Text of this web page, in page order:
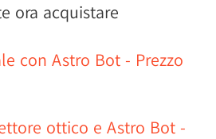
ora acquistare
con Astro Bot - Prezzo
ottico e Astro Bot -